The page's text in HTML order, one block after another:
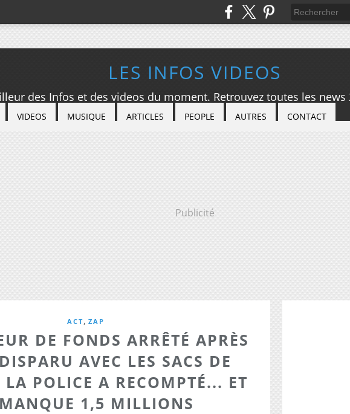
LES INFOS VIDEOS
des Infos et des videos du moment. Retrouvez toutes les news
VIDEOS MUSIQUE ARTICLES PEOPLE AUTRES CONTACT
Publicité
ACT, ZAP
DE FONDS ARRÊTÉ APRÈS
AVEC LES SACS DE
LA POLICE A RECOMPTÉ... ET
1,5 MILLIONS